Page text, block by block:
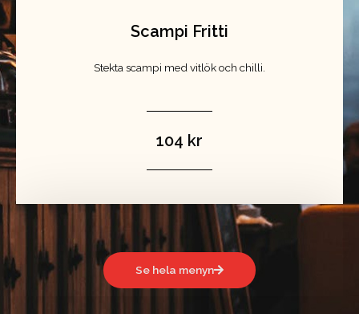
Scampi Fritti
Stekta scampi med vitlök och chilli.
104 kr
Se hela menyn